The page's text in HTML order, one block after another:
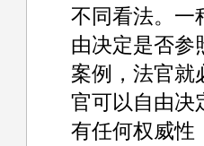
不同看法。一
由决定是否参
案例，法官就
官可以自由决
有任何权威性